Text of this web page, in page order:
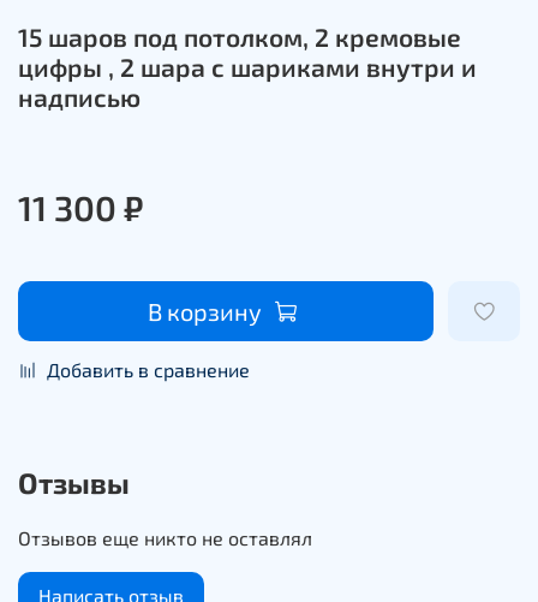
15 шаров под потолком, 2 кремовые
цифры , 2 шара с шариками внутри и
надписью
11 300 ₽
В корзину
Добавить в сравнение
Отзывы
Отзывов еще никто не оставлял
Написать отзыв